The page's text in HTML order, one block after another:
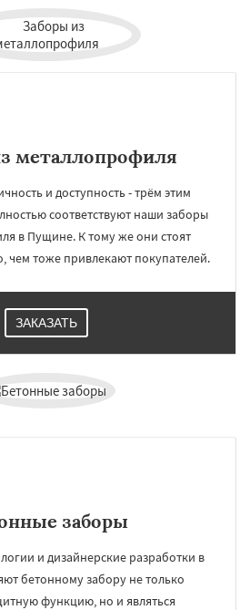
металлопрофиля
и доступность - трём этим
соответствуют наши заборы
в Пущине. К тому же они стоят
чем тоже привлекают покупателей.
ЗАКАЗАТЬ
заборы
и дизайнерские разработки в
бетонному забору не только
функцию, но и являться